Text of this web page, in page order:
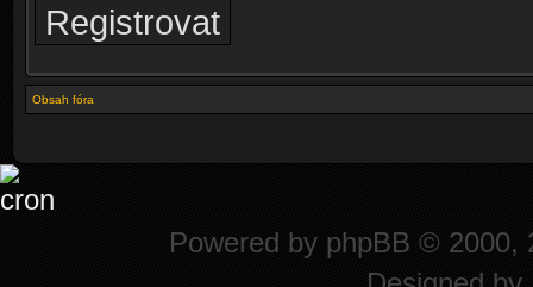
Registrovat
Obsah fóra
Powered by phpBB © 2000,